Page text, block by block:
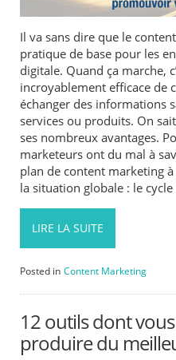
Il va sans dire que le
pratique de base pour les
digitale. Quand ça marche,
incroyablement efficace de
échanger des informations
services ou produits. On
ses nombreux avantages.
marketeurs ont du mal à
plan de content marketing
la situation globale : le
LIRE LA SUITE
Posted in Content Marketing
12 outils dont
produire du